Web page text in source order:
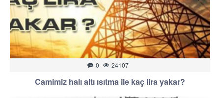
0 24107
Camimiz halı altı ısıtma ile kaç lira yakar?